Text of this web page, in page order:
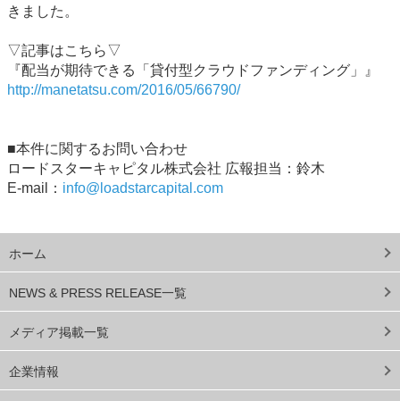
ホーム
NEWS & PRESS RELEASE一覧
メディア掲載一覧
企業情報
きました。
▽記事はこちら▽
『配当が期待できる「貸付型クラウドファンディング」』
http://manetatsu.com/2016/05/66790/
■本件に関するお問い合わせ
ロードスターキャピタル株式会社 広報担当：鈴木
E-mail： info@loadstarcapital.com